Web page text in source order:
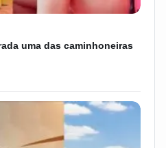
uma das caminhoneiras